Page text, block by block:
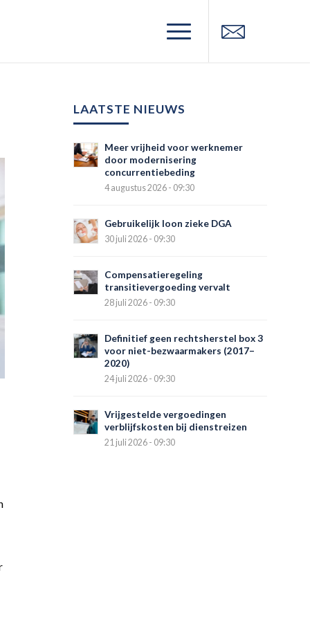
LAATSTE NIEUWS
Meer vrijheid voor werknemer
door modernisering
concurrentiebeding
4 augustus 2026 - 09:30
Gebruikelijk loon zieke DGA
30 juli 2026 - 09:30
Compensatieregeling
transitievergoeding vervalt
28 juli 2026 - 09:30
Definitief geen rechtsherstel box 3
voor niet-bezwaarmakers (2017–
2020)
24 juli 2026 - 09:30
Vrijgestelde vergoedingen
verblijfskosten bij dienstreizen
21 juli 2026 - 09:30